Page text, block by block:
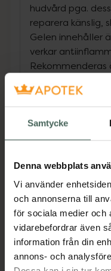
Samtycke
Denna webbplats
Vi använder
och annonserna till
för sociala medier och
vidarebefordrar även
information från din
annons- och
hudvård pga.
reparera känslig,
Gelen innehåller
verkar
Denna gel kan
kropp och
exfoliering etc.
semestern för att
solbränna/
Användning
Ta en klick av
klappa försiktigt
etc. tills den helt
med övrig
ansiktskräm.
Jämförpris 2,90 kr